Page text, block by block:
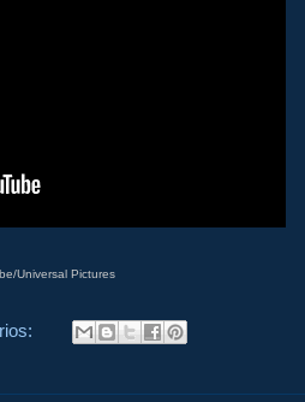
Universal Pictures